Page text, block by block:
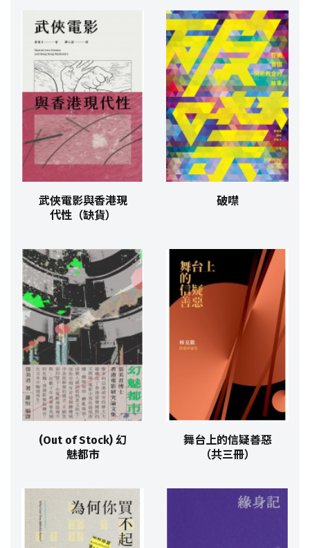
武俠電影與香港現
代性（缺貨）
破噤
(Out of Stock) 幻
魅都市
舞台上的信疑善惡
（共三冊）